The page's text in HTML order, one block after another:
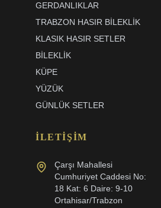
GERDANLIKLAR
TRABZON HASIR BILEKLIK
KLASIK HASIR SETLER
BİLEKLİK
KÜPE
YÜZÜK
GÜNLÜK SETLER
İLETIŞIM
Çarşı Mahallesi
Cumhuriyet Caddesi No:
18 Kat: 6 Daire: 9-10
Ortahisar/Trabzon